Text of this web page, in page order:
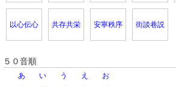
以心伝心 共存共栄 安寧秩序 街談巷説
５０音順
あ い う え
お